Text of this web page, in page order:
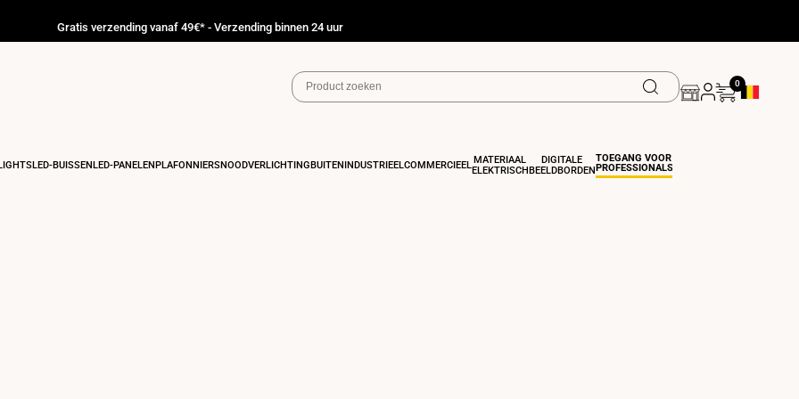
Gratis verzending vanaf 49€* - Verzending binnen 24 uur
0
LED-BUISSENLED-PANELENPLAFONNIERSNOODVERLICHTINGBUITENINDUSTRIEEL COMMERCIEEL MATERIAAL
ELEKTRISCH
DIGITALE
BEELDBORDEN
TOEGANG VOOR
PROFESSIONALS